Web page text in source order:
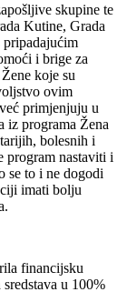
skupine te
Kutine, Grada
i brige za
koje su
ovim
primjenjuju u
iz programa Žena
bolesnih i
program nastaviti i
se to i ne dogodi
imati bolju
financijsku
u 100%